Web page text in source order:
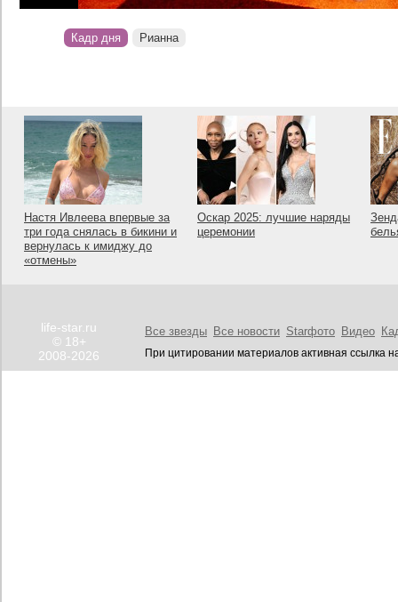
Кадр дня Рианна
Настя Ивлеева впервые за
три года снялась в бикини и
вернулась к имиджу до
«отмены»
Оскар 2025: лучшие наряды
церемонии
life-star.ru
© 18+
2008-2026
Все звезды Все новости Starфото Видео
При цитировании материалов активная ссылка